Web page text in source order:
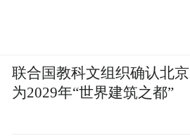
联合国教科文组织确认北京
为2029年“世界建筑之都”